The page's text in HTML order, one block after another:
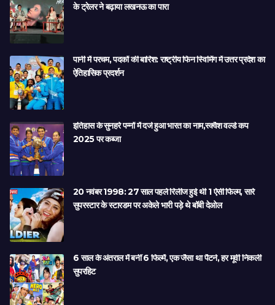
के ट्रेलर ने बढ़ाया लखनऊ का पारा
पानी में परचम, पदकों की बारिश: राष्ट्रीय फिन स्विमिंग में उत्तर प्रदेश का
ऐतिहासिक प्रदर्शन
इतिहास के सुनहरे पन्नों में दर्ज हुआ भारत का नाम,स्क्वैश वर्ल्ड कप
2025 पर कब्जा
20 नवंबर 1998: 27 साल पहले रिलीज हुई थी 1 ऐसी फिल्म, सारे
सुपरस्टार के स्टारडम पर अकेले भारी पड़े थे बॉबी देओल
6 साल के अंतराल में बनीं 6 फिल्में, एक जैसा था पैटर्न, हर मूवी निकली
सुपरहिट